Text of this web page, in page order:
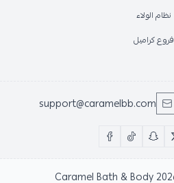
نظام الولاء
فروع كراميل
support@caramelbb.com
Caramel Bath & Body